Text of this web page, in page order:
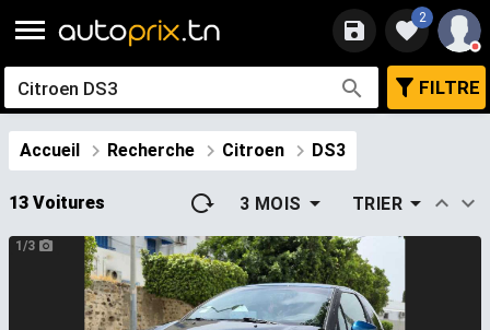
2
FILTRE
Accueil Recherche Citroen DS3
13 Voitures 3 MOIS TRIER
1/3